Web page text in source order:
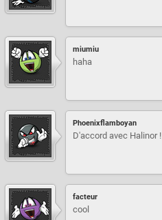
miumiu
haha
Phoenixflamboyan
D'accord avec Halinor !
facteur
cool